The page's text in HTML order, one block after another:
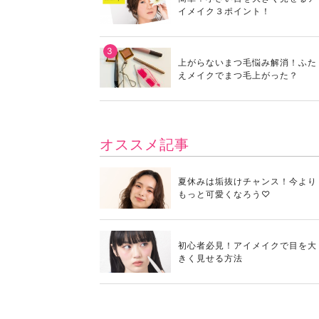
イメイク３ポイント！
上がらないまつ毛悩み解消！ふた
えメイクでまつ毛上がった？
オススメ記事
夏休みは垢抜けチャンス！今より
もっと可愛くなろう♡
初心者必見！アイメイクで目を大
きく見せる方法